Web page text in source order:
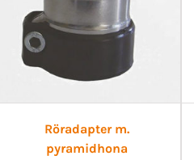
Röradapter m.
pyramidhona